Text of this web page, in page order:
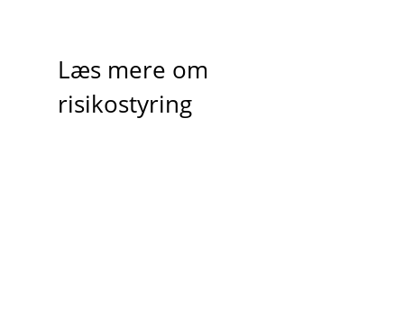
Læs mere om
risikostyring